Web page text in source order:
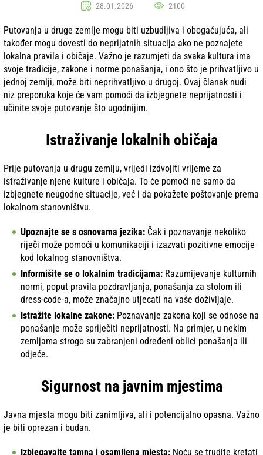
28.01.2026 2100
Putovanja u druge zemlje mogu biti uzbudljiva i obogaćujuća, ali
također mogu dovesti do neprijatnih situacija ako ne poznajete
lokalna pravila i običaje. Važno je razumjeti da svaka kultura ima
svoje tradicije, zakone i norme ponašanja, i ono što je prihvatljivo u
jednoj zemlji, može biti neprihvatljivo u drugoj. Ovaj članak nudi
niz preporuka koje će vam pomoći da izbjegnete neprijatnosti i
učinite svoje putovanje što ugodnijim.
Istraživanje lokalnih običaja
Prije putovanja u drugu zemlju, vrijedi izdvojiti vrijeme za
istraživanje njene kulture i običaja. To će pomoći ne samo da
izbjegnete neugodne situacije, već i da pokažete poštovanje prema
lokalnom stanovništvu.
Upoznajte se s osnovama jezika: Čak i poznavanje nekoliko
riječi može pomoći u komunikaciji i izazvati pozitivne emocije
kod lokalnog stanovništva.
Informišite se o lokalnim tradicijama: Razumijevanje kulturnih
normi, poput pravila pozdravljanja, ponašanja za stolom ili
dress-code-a, može značajno utjecati na vaše doživljaje.
Istražite lokalne zakone: Poznavanje zakona koji se odnose na
ponašanje može spriječiti neprijatnosti. Na primjer, u nekim
zemljama strogo su zabranjeni određeni oblici ponašanja ili
odjeće.
Sigurnost na javnim mjestima
Javna mjesta mogu biti zanimljiva, ali i potencijalno opasna. Važno
je biti oprezan i budan.
Izbjegavajte tamna i osamljena mjesta: Noću se trudite kretati